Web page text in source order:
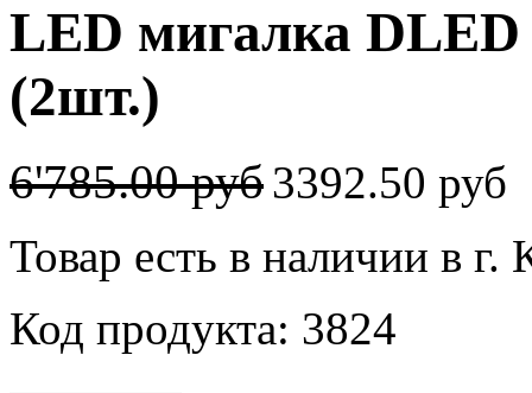
LED мигалка
(2шт.)
6'785.00 руб3392.50 руб
Товар есть в наличии в г.
Код продукта: 3824